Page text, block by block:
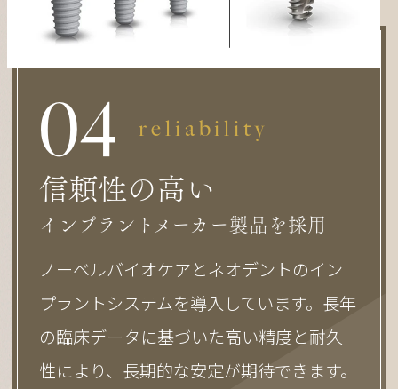
04 reliability
信頼性の高い
インプラントメーカー製品を採用
ノーベルバイオケアとネオデントのイン
プラントシステムを導入しています。長年
の臨床データに基づいた高い精度と耐久
性により、長期的な安定が期待できます。